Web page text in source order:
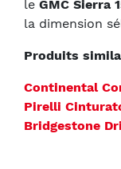
le GMC Sierra
la dimension
Produits
Continental
Pirelli
Bridgestone